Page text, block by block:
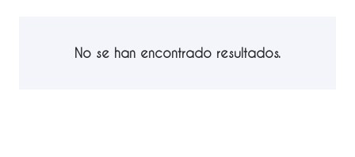
No se han encontrado resultados.